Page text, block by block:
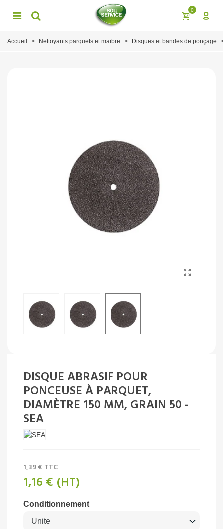
0
Accueil > Nettoyants parquets et marbre > Disques et bandes de ponçage
DISQUE ABRASIF POUR
PONCEUSE À PARQUET,
DIAMÈTRE 150 MM, GRAIN 50 -
SEA
1,39 € TTC
1,16 € (HT)
Conditionnement